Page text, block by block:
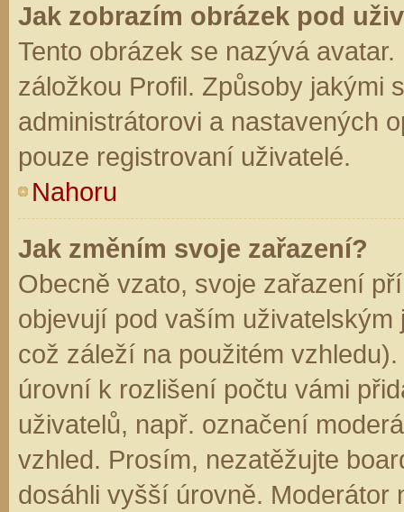
Jak zobrazím obrázek pod
Tento obrázek se nazývá
záložkou Profil. Způsoby jakými
administrátorovi a nastavených
pouze registrovaní uživatelé.
Nahoru
Jak změním svoje zařazení?
Obecně vzato, svoje zařazení
objevují pod vaším
což záleží na použitém
úrovní k rozlišení počtu vámi
uživatelů, např. označení
vzhled. Prosím, nezatěžujte
dosáhli vyšší úrovně. Moderátor